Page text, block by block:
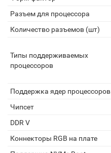
Разъем для процессора
Количество разъемов (шт)
Типы поддерживаемых
процессоров
Поддержка ядер процессоров
Чипсет
DDR V
Коннекторы RGB на плате